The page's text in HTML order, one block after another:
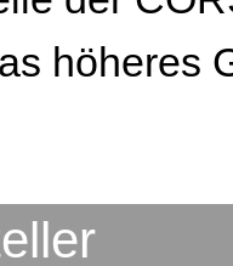
höheres